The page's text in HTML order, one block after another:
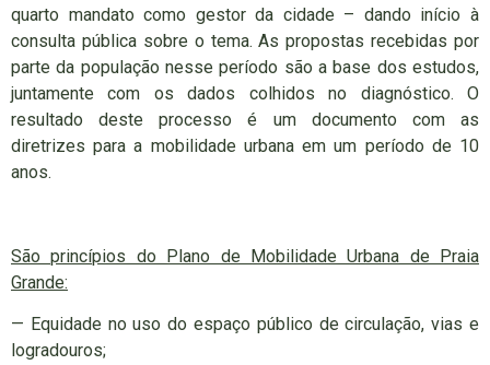
quarto mandato como gestor da cidade – dando início à
consulta pública sobre o tema. As propostas recebidas por
parte da população nesse período são a base dos estudos,
juntamente com os dados colhidos no diagnóstico. O
resultado deste processo é um documento com as
diretrizes para a mobilidade urbana em um período de 10
anos.
São princípios do Plano de Mobilidade Urbana de Praia
Grande:
— Equidade no uso do espaço público de circulação, vias e
logradouros;